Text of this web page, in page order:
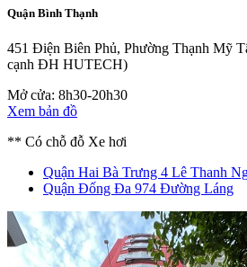
Quận Bình Thạnh
451 Điện Biên Phủ, Phường Thạnh Mỹ
cạnh ĐH HUTECH)
Mở cửa: 8h30-20h30
Xem bản đồ
** Có chỗ đỗ Xe hơi
Quận Hai Bà Trưng 4 Lê Thanh
Quận Đống Đa 974 Đường Láng